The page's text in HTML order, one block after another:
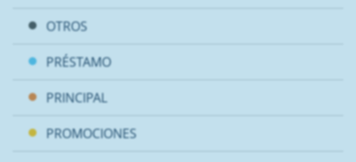
OTROS
PRÉSTAMO
PRINCIPAL
PROMOCIONES